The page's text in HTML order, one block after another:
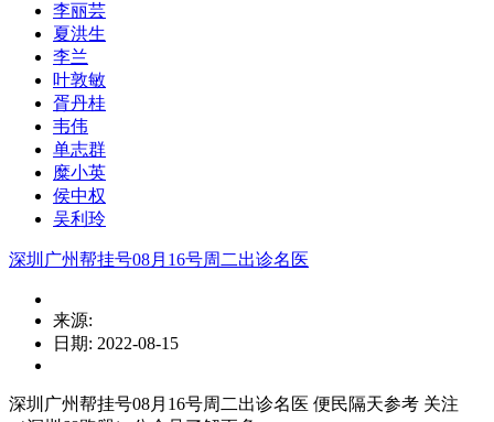
李丽芸
夏洪生
李兰
叶敦敏
胥丹桂
韦伟
单志群
糜小英
侯中权
吴利玲
深圳广州帮挂号08月16号周二出诊名医
来源:
日期: 2022-08-15
深圳广州帮挂号08月16号周二出诊名医 便民隔天参考 关注